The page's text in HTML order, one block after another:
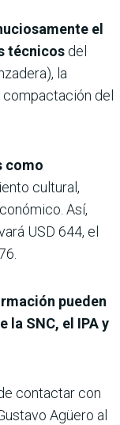
el
técnicos del
la
del
como
cultural,
Así,
USD 644, el
pueden
la SNC, el IPA y
contactar con
Agüero al